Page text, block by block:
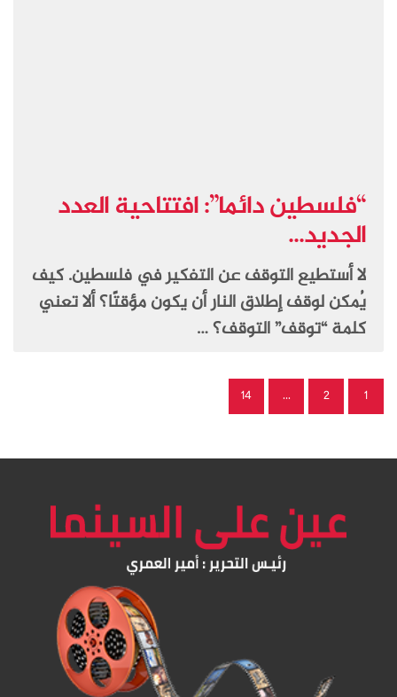
“فلسطين دائما”: افتتاحية العدد
الجديد...
لا أستطيع التوقف عن التفكير في فلسطين. كيف
يُمكن لوقف إطلاق النار أن يكون مؤقتًا؟ ألا تعني
كلمة “توقف” التوقف؟ …
1
2
…
14